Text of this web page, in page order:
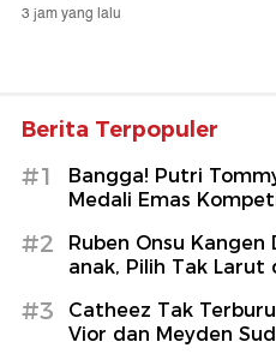
3 jam yang lalu
Berita Terpopuler
#1
Bangga! Putri
Medali Emas
#2
Ruben Onsu
anak, Pilih Tak Larut
#3
Catheez Tak
Vior dan Meyden